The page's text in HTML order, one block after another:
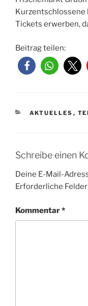
Kurzentschlossene
Tickets erwerben,
Beitrag teilen:
KATEGORIEN
AKTUELLES ,
Schreibe einen
Deine E-Mail-
Erforderliche
Kommentar*